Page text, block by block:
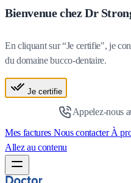
Bienvenue chez Dr
En cliquant sur “Je certifie", je
du domaine bucco-dentaire.
Je certifie
Appelez-nous
Mes factures Nous contacterÀ
Allez au contenu